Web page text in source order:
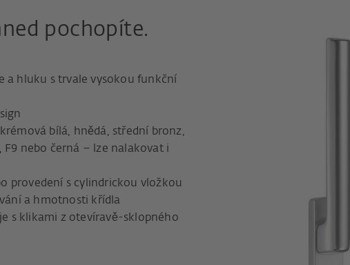
pochopíte.
a hluku s trvale vysokou funkční
bílá, hnědá, střední bronz,
nebo černá – lze nalakovat i
provedení s cylindrickou vložkou
a hmotnosti křídla
s klikami z otevíravě-sklopného